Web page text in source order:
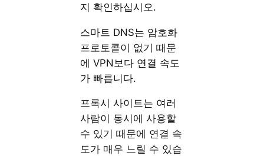
지 확인하십시오.
스마트 DNS는 암호화
프로토콜이 없기 때문
에 VPN보다 연결 속도
가 빠릅니다.
프록시 사이트는 여러
사람이 동시에 사용할
수 있기 때문에 연결 속
도가 매우 느릴 수 있습